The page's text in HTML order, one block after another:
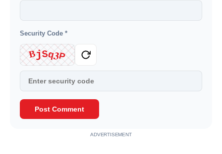
Security Code *
BjSq3P
Post Comment
ADVERTISEMENT